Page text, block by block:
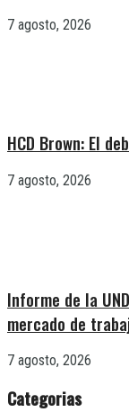
7 agosto, 2026
HCD Brown: El
7 agosto, 2026
Informe de la
mercado de
7 agosto, 2026
Categorias